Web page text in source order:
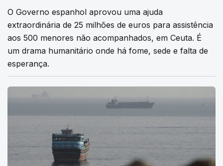
O Governo espanhol aprovou uma ajuda
extraordinária de 25 milhões de euros para assistência
aos 500 menores não acompanhados, em Ceuta. É
um drama humanitário onde há fome, sede e falta de
esperança.